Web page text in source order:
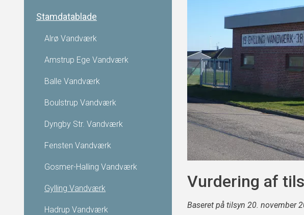
Stamdatablade
Alrø Vandværk
Amstrup Ege Vandværk
Balle Vandværk
Boulstrup Vandværk
Dyngby Str. Vandværk
Fensten Vandværk
Gosmer-Halling Vandværk
Gylling Vandværk
Hadrup Vandværk
Vurdering af
Baseret på tilsyn 20. november